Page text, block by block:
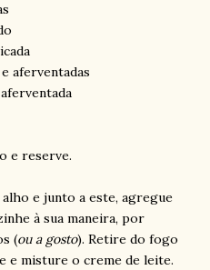
aferventadas
e reserve.
e junto a este, agregue
à sua maneira, por
(ou a gosto). Retire do fogo
e misture o creme de leite.